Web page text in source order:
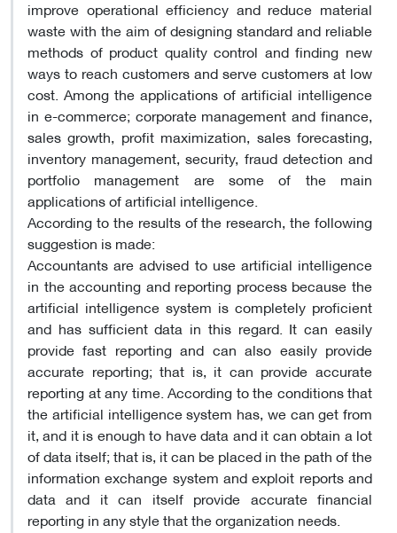
improve operational efficiency and reduce material
waste with the aim of designing standard and reliable
methods of product quality control and finding new
ways to reach customers and serve customers at low
cost. Among the applications of artificial intelligence
in e-commerce; corporate management and finance,
sales growth, profit maximization, sales forecasting,
inventory management, security, fraud detection and
portfolio management are some of the main
applications of artificial intelligence.
According to the results of the research, the following
suggestion is made:
Accountants are advised to use artificial intelligence
in the accounting and reporting process because the
artificial intelligence system is completely proficient
and has sufficient data in this regard. It can easily
provide fast reporting and can also easily provide
accurate reporting; that is, it can provide accurate
reporting at any time. According to the conditions that
the artificial intelligence system has, we can get from
it, and it is enough to have data and it can obtain a lot
of data itself; that is, it can be placed in the path of the
information exchange system and exploit reports and
data and it can itself provide accurate financial
reporting in any style that the organization needs.